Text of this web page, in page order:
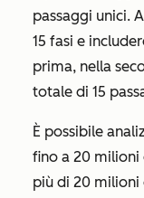
passaggi unici.
15 fasi e
prima, nella
totale di 15
È possibile
fino a 20 milioni
più di 20 milioni